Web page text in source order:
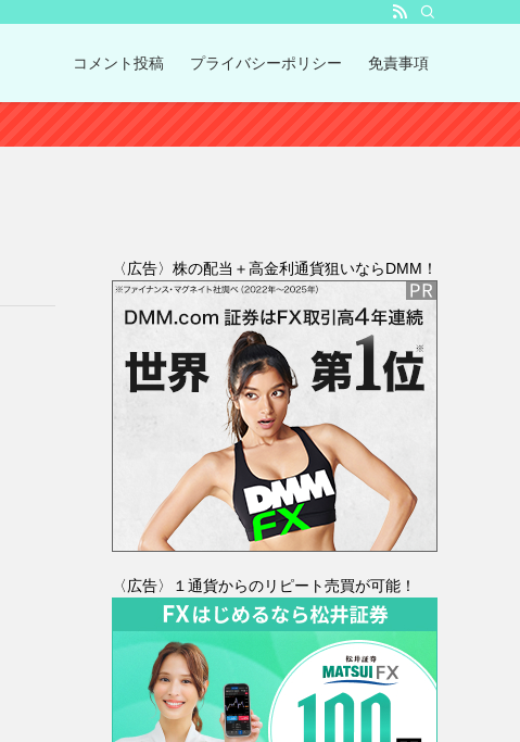
コメント投稿 プライバシーポリシー 免責事項
〈広告〉株の配当＋高金利通貨狙いならDMM！
〈広告〉１通貨からのリピート売買が可能！